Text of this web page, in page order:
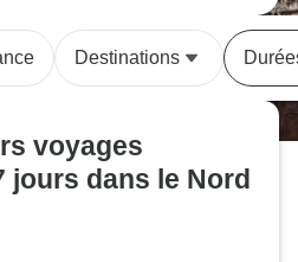
Destinations
voyages
jours dans le Nord